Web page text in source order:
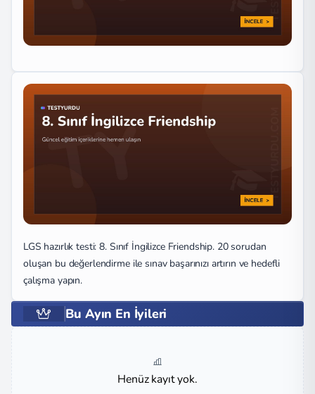
LGS hazırlık testi: 8. Sınıf İngilizce Friendship. 20 sorudan
oluşan bu değerlendirme ile sınav başarınızı artırın ve hedefli
çalışma yapın.
Bu Ayın En İyileri
Henüz kayıt yok.